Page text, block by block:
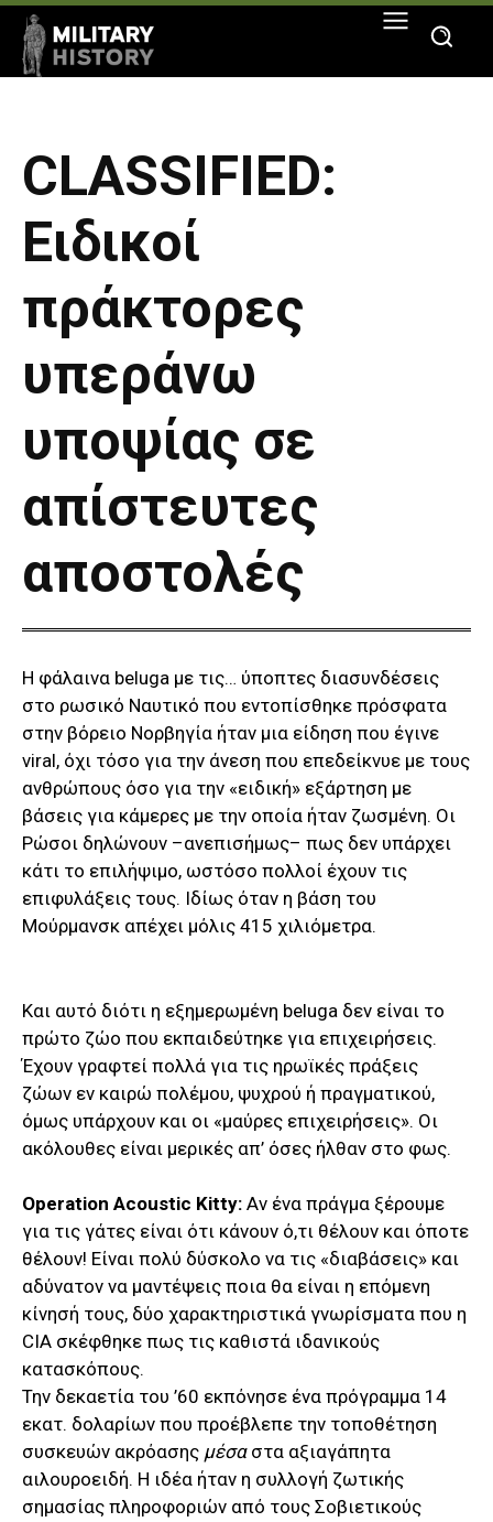
CLASSIFIED:
Ειδικοί
πράκτορες
υπεράνω
υποψίας σε
απίστευτες
αποστολές
Η φάλαινα beluga με τις… ύποπτες διασυνδέσεις
στο ρωσικό Ναυτικό που εντοπίσθηκε πρόσφατα
στην βόρειο Νορβηγία ήταν μια είδηση που έγινε
viral, όχι τόσο για την άνεση που επεδείκνυε με τους
ανθρώπους όσο για την «ειδική» εξάρτηση με
βάσεις για κάμερες με την οποία ήταν ζωσμένη. Οι
Ρώσοι δηλώνουν –ανεπισήμως– πως δεν υπάρχει
κάτι το επιλήψιμο, ωστόσο πολλοί έχουν τις
επιφυλάξεις τους. Ιδίως όταν η βάση του
Μούρμανσκ απέχει μόλις 415 χιλιόμετρα.
Και αυτό διότι η εξημερωμένη beluga δεν είναι το
πρώτο ζώο που εκπαιδεύτηκε για επιχειρήσεις.
Έχουν γραφτεί πολλά για τις ηρωϊκές πράξεις
ζώων εν καιρώ πολέμου, ψυχρού ή πραγματικού,
όμως υπάρχουν και οι «μαύρες επιχειρήσεις». Οι
ακόλουθες είναι μερικές απ’ όσες ήλθαν στο φως.
Operation Acoustic Kitty: Αν ένα πράγμα ξέρουμε
για τις γάτες είναι ότι κάνουν ό,τι θέλουν και όποτε
θέλουν! Είναι πολύ δύσκολο να τις «διαβάσεις» και
αδύνατον να μαντέψεις ποια θα είναι η επόμενη
κίνησή τους, δύο χαρακτηριστικά γνωρίσματα που η
CIA σκέφθηκε πως τις καθιστά ιδανικούς
κατασκόπους.
Την δεκαετία του ’60 εκπόνησε ένα πρόγραμμα 14
εκατ. δολαρίων που προέβλεπε την τοποθέτηση
συσκευών ακρόασης μέσαστα αξιαγάπητα
αιλουροειδή. Η ιδέα ήταν η συλλογή ζωτικής
σημασίας πληροφοριών από τους Σοβιετικούς